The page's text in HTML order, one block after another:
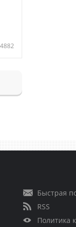
4882
Быстрая
RSS
Политика